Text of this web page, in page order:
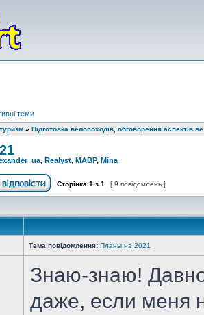
теми
» Підготовка велопоходів, обговорення аспектів
, Realyst, MABP, Mina
Сторінка 1 з 1 [ 9 повідомлень ]
Тема повідомлення: Планы на 2021
Знаю-знаю!
даже, если меня